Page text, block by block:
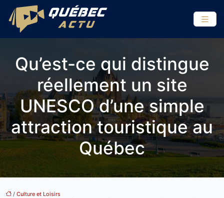
Qu’est-ce qui distingue
réellement un site
UNESCO d’une simple
attraction touristique au
Québec
/ Culture et Loisirs